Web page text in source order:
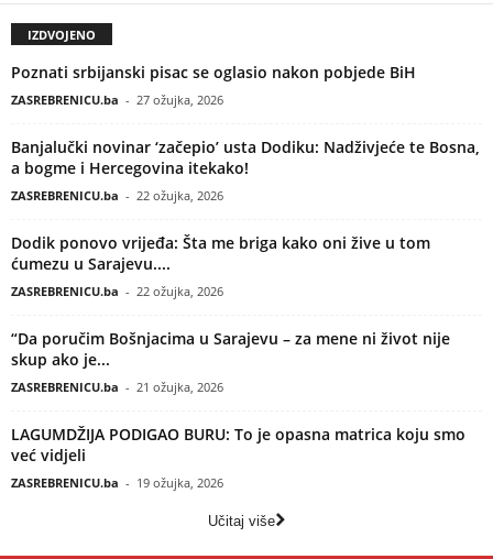
IZDVOJENO
Poznati srbijanski pisac se oglasio nakon pobjede BiH
ZASREBRENICU.ba - 27 ožujka, 2026
Banjalučki novinar ‘začepio’ usta Dodiku: Nadživjeće te Bosna,
a bogme i Hercegovina itekako!
ZASREBRENICU.ba - 22 ožujka, 2026
Dodik ponovo vrijeđa: Šta me briga kako oni žive u tom
ćumezu u Sarajevu....
ZASREBRENICU.ba - 22 ožujka, 2026
“Da poručim Bošnjacima u Sarajevu – za mene ni život nije
skup ako je...
ZASREBRENICU.ba - 21 ožujka, 2026
LAGUMDŽIJA PODIGAO BURU: To je opasna matrica koju smo
već vidjeli
ZASREBRENICU.ba - 19 ožujka, 2026
Učitaj više